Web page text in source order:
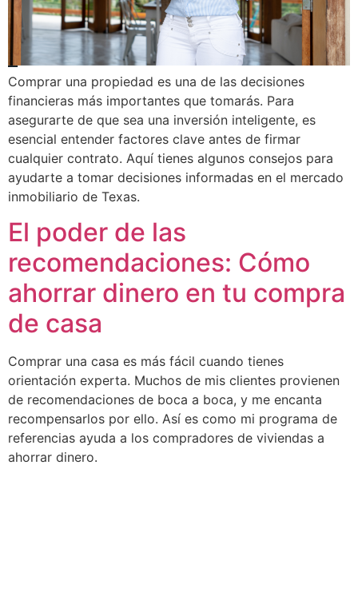
Comprar una propiedad es una de las decisiones
financieras más importantes que tomarás. Para
asegurarte de que sea una inversión inteligente, es
esencial entender factores clave antes de firmar
cualquier contrato. Aquí tienes algunos consejos para
ayudarte a tomar decisiones informadas en el mercado
inmobiliario de Texas.
El poder de las
recomendaciones: Cómo
ahorrar dinero en tu compra
de casa
Comprar una casa es más fácil cuando tienes
orientación experta. Muchos de mis clientes provienen
de recomendaciones de boca a boca, y me encanta
recompensarlos por ello. Así es como mi programa de
referencias ayuda a los compradores de viviendas a
ahorrar dinero.